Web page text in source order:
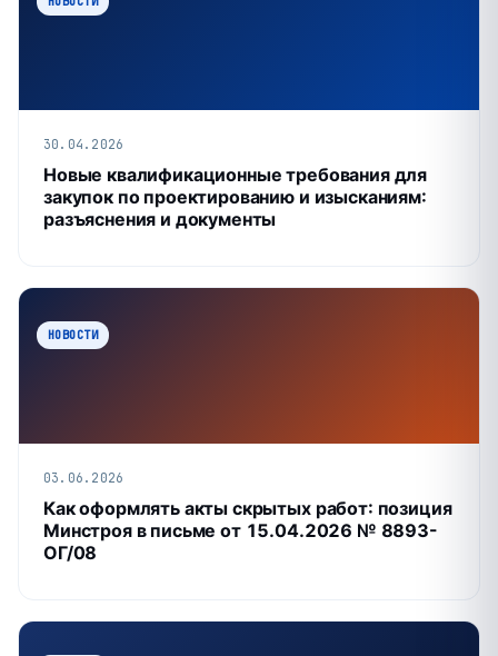
30.04.2026
Новые квалификационные требования для
закупок по проектированию и изысканиям:
разъяснения и документы
НОВОСТИ
03.06.2026
Как оформлять акты скрытых работ: позиция
Минстроя в письме от 15.04.2026 № 8893-
ОГ/08